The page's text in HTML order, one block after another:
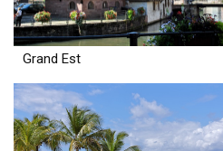
Grand Est